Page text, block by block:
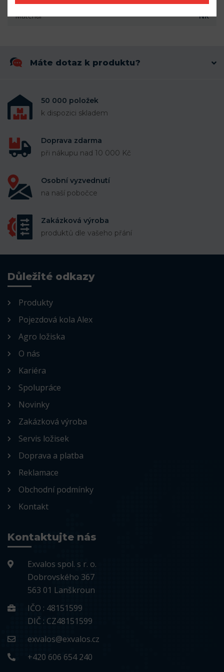
Materiál NR
Máte dotaz k produktu?
50 000 položek
k dispozici skladem
Doprava zdarma
při nákupu nad 10 000 Kč
Osobní vyzvednutí
na naší pobočce
Zakázková výroba
produktů dle vašeho přání
Důležité odkazy
Produkty
Pojezdová kola Alex
Agro ložiska
O nás
Kariéra
Spolupráce
Novinky
Zakázková výroba
Servis ložisek
Doprava a platba
Reklamace
Obchodní podmínky
Kontakt
Kontaktujte nás
Exvalos spol. s r. o.
Dobrovského 367
563 01 Lanškroun
IČO : 48151599
DIČ : CZ48151599
exvalos@exvalos.cz
+420 606 654 240